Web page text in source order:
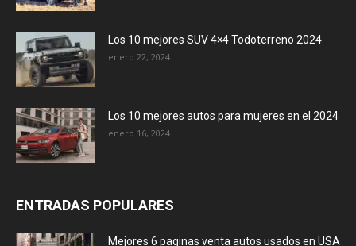
Los 10 mejores SUV 4×4 Todoterreno 2024
enero 22, 2024
Los 10 mejores autos para mujeres en el 2024
enero 16, 2024
ENTRADAS POPULARES
Mejores 6 paginas venta autos usados en USA